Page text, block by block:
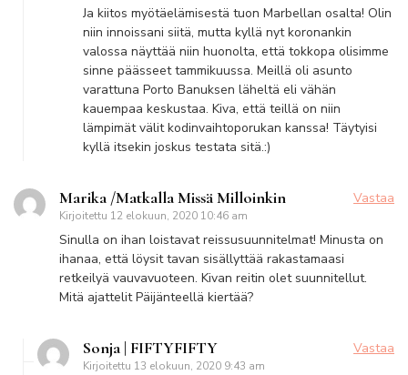
Ja kiitos myötäelämisestä tuon Marbellan osalta! Olin
niin innoissani siitä, mutta kyllä nyt koronankin
valossa näyttää niin huonolta, että tokkopa olisimme
sinne päässeet tammikuussa. Meillä oli asunto
varattuna Porto Banuksen läheltä eli vähän
kauempaa keskustaa. Kiva, että teillä on niin
lämpimät välit kodinvaihtoporukan kanssa! Täytyisi
kyllä itsekin joskus testata sitä.:)
Marika /Matkalla Missä Milloinkin
Kirjoitettu 12 elokuun, 2020 10:46 am
Vastaa
Sinulla on ihan loistavat reissusuunnitelmat! Minusta on
ihanaa, että löysit tavan sisällyttää rakastamaasi
retkeilyä vauvavuoteen. Kivan reitin olet suunnitellut.
Mitä ajattelit Päijänteellä kiertää?
Sonja | FIFTYFIFTY
Kirjoitettu 13 elokuun, 2020 9:43 am
Vastaa